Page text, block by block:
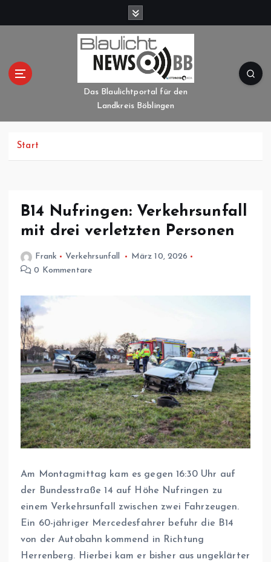
Das Blaulichtportal für den
Landkreis Böblingen
Start
B14 Nufringen: Verkehrsunfall
mit drei verletzten Personen
Frank Verkehrsunfall
März 10, 2026
0 Kommentare
Am Montagmittag kam es gegen 16:30 Uhr auf
der Bundesstraße 14 auf Höhe Nufringen zu
einem Verkehrsunfall zwischen zwei Fahrzeugen.
Ein 60-jähriger Mercedesfahrer befuhr die B14
von der Autobahn kommend in Richtung
Herrenberg. Hierbei kam er bisher aus ungeklärter